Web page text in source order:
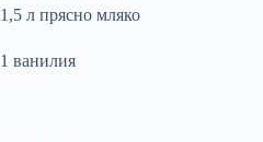
1,5 л прясно мляко
1 ванилия